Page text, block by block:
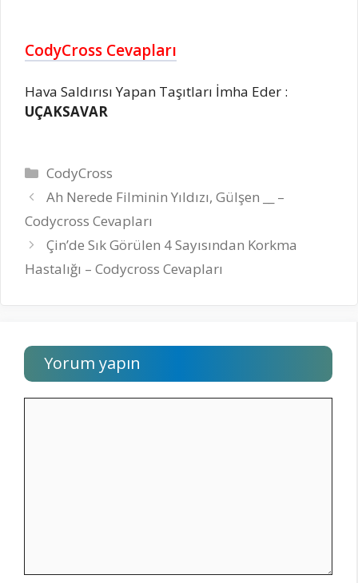
CodyCross Cevapları
Hava Saldırısı Yapan Taşıtları İmha Eder :
UÇAKSAVAR
Kategoriler
CodyCross
Ah Nerede Filminin Yıldızı, Gülşen __ –
Codycross Cevapları
Çin’de Sık Görülen 4 Sayısından Korkma
Hastalığı – Codycross Cevapları
Yorum yapın